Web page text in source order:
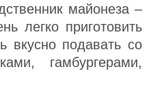
майонеза –
легко приготовить
вкусно подавать со
гамбургерами,